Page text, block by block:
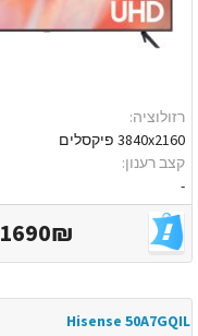
רזולוציה:
3840x2160 פיקסלים
קצב רענון:
-
1690₪
Hisense 50A7GQIL